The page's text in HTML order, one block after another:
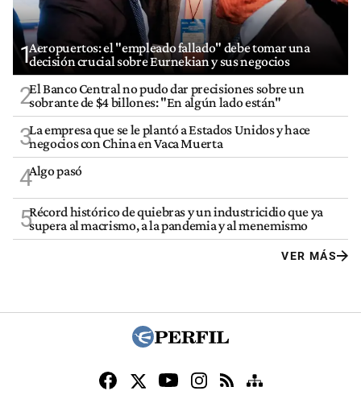
1Aeropuertos: el "empleado fallado" debe tomar una
decisión crucial sobre Eurnekian y sus negocios
2El Banco Central no pudo dar precisiones sobre un
sobrante de $4 billones: "En algún lado están"
3La empresa que se le plantó a Estados Unidos y hace
negocios con China en Vaca Muerta
4Algo pasó
5Récord histórico de quiebras y un industricidio que ya
supera al macrismo, a la pandemia y al menemismo
VER MÁS